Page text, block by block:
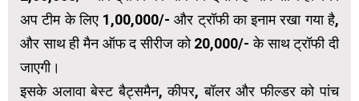
अप टीम के लिए ₹1,00,000/- और ट्रॉफी का इनाम रखा गया है,
और साथ ही मैन ऑफ द सीरीज को ₹20,000/- के साथ ट्रॉफी दी
जाएगी।
इसके अलावा बेस्ट बैट्समैन, कीपर, बॉलर और फील्डर को पांच